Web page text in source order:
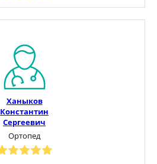
Ханыков
Константин
Сергеевич
Ортопед